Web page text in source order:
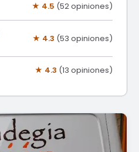
★ 4.5 (52 opiniones)
★ 4.3 (53 opiniones)
★ 4.3 (13 opiniones)